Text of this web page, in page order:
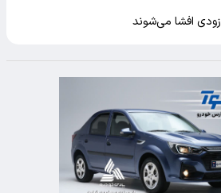
افشا می‌شوند